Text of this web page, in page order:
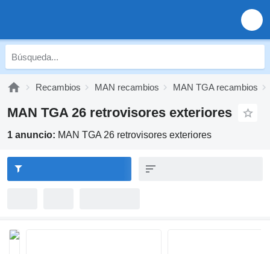
Recambios MAN recambios MAN TGA recambios
MAN TGA 26 retrovisores exteriores
1 anuncio: MAN TGA 26 retrovisores exteriores